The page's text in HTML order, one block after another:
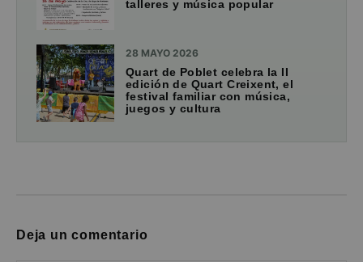
talleres y música popular
28 MAYO 2026
Quart de Poblet celebra la II
edición de Quart Creixent, el
festival familiar con música,
juegos y cultura
Deja un comentario